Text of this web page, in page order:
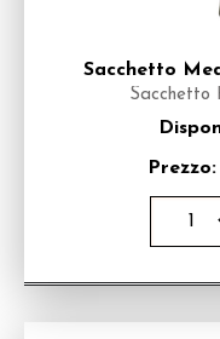
Sacchetto
Sacchetto